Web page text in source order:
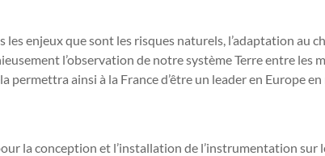
enjeux que sont les risques naturels, l’adaptation au
l’observation de notre système Terre entre les
permettra ainsi à la France d’être un leader en Europe
la conception et l’installation de l’instrumentation sur